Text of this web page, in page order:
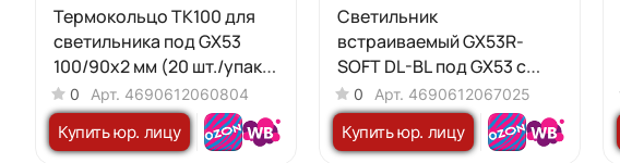
Термокольцо ТК100 для
светильника под GX53
100/90х2 мм (20 шт./упак.)
IN HOME
0 Арт. 4690612060804
Купить юр. лицу
Светильник
встраиваемый GX53R-
SOFT DL-BL под GX53 c
подсветкой, 105х45мм
черный IN HOME
0 Арт. 4690612067025
Купить юр. лицу